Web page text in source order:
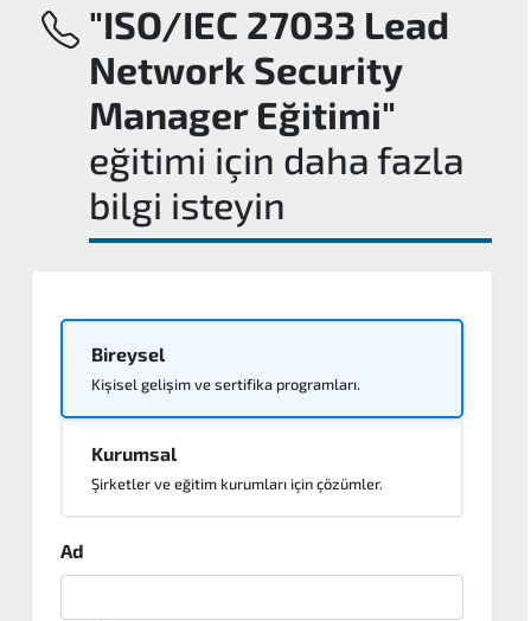
"ISO/IEC 27033 Lead
Network Security
Manager Eğitimi"
eğitimi için daha fazla
bilgi isteyin
Bireysel
Kişisel gelişim ve sertifika programları.
Kurumsal
Şirketler ve eğitim kurumları için çözümler.
Ad